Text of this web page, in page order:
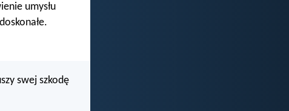
umysłu
swej szkodę